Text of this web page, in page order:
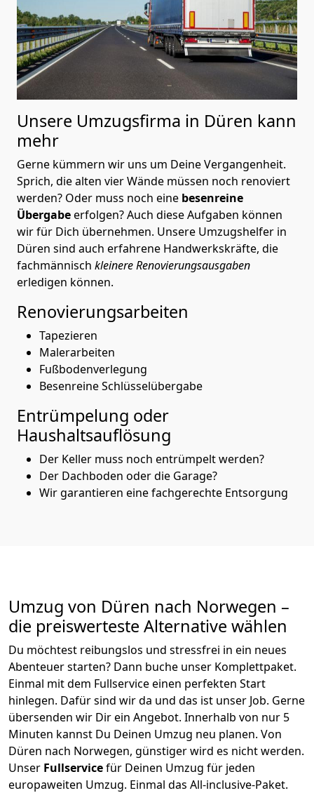
Unsere Umzugsfirma in Düren kann
mehr
Gerne kümmern wir uns um Deine Vergangenheit.
Sprich, die alten vier Wände müssen noch renoviert
werden? Oder muss noch eine besenreine
Übergabeerfolgen? Auch diese Aufgaben können
wir für Dich übernehmen. Unsere Umzugshelfer in
Düren sind auch erfahrene Handwerkskräfte, die
fachmännisch kleinere Renovierungsausgaben
erledigen können.
Renovierungsarbeiten
Tapezieren
Malerarbeiten
Fußbodenverlegung
Besenreine Schlüsselübergabe
Entrümpelung oder
Haushaltsauflösung
Der Keller muss noch entrümpelt werden?
Der Dachboden oder die Garage?
Wir garantieren eine fachgerechte Entsorgung
Umzug von Düren nach Norwegen –
die preiswerteste Alternative wählen
Du möchtest reibungslos und stressfrei in ein neues
Abenteuer starten? Dann buche unser Komplettpaket.
Einmal mit dem Fullservice einen perfekten Start
hinlegen. Dafür sind wir da und das ist unser Job. Gerne
übersenden wir Dir ein Angebot. Innerhalb von nur 5
Minuten kannst Du Deinen Umzug neu planen. Von
Düren nach Norwegen, günstiger wird es nicht werden.
Unser Fullservicefür Deinen Umzug für jeden
europaweiten Umzug. Einmal das All-inclusive-Paket.